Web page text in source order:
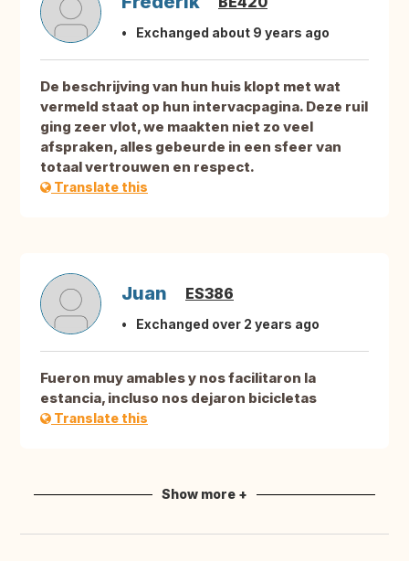
Exchanged about 9 years ago
De beschrijving van hun huis klopt met wat
vermeld staat op hun intervacpagina. Deze ruil
ging zeer vlot, we maakten niet zo veel
afspraken, alles gebeurde in een sfeer van
totaal vertrouwen en respect.
Translate this
Juan ES386
Exchanged over 2 years ago
Fueron muy amables y nos facilitaron la
estancia, incluso nos dejaron bicicletas
Translate this
Show more +